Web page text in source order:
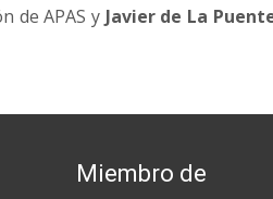
de APAS y Javier de La
Miembro de